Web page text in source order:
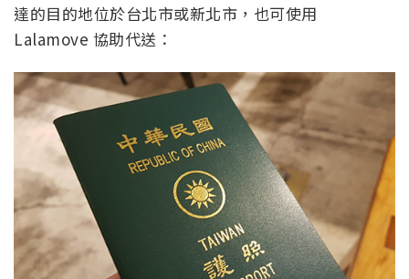
達的目的地位於台北市或新北市，也可使用
Lalamove 協助代送：